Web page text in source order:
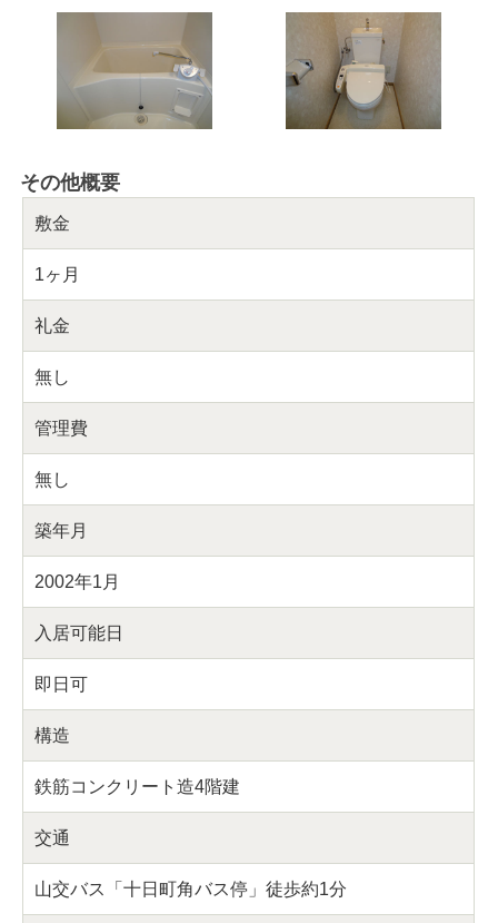
その他概要
敷金
1ヶ月
礼金
無し
管理費
無し
築年月
2002年1月
入居可能日
即日可
構造
鉄筋コンクリート造4階建
交通
山交バス「十日町角バス停」徒歩約1分